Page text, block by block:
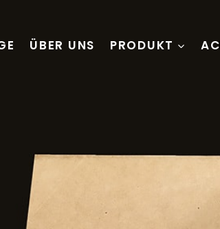
ÜBER UNS PRODUKT